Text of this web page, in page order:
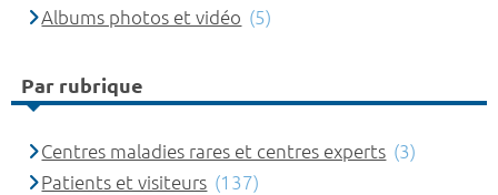
Albums photos et vidéo (5)
Par rubrique
Centres maladies rares et centres experts (3)
Patients et visiteurs (137)